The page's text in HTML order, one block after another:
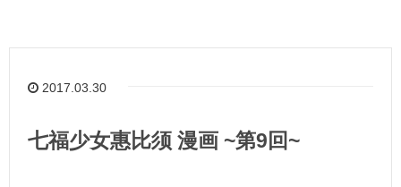
2017.03.30
七福少女惠比须 漫画 ~第9回~